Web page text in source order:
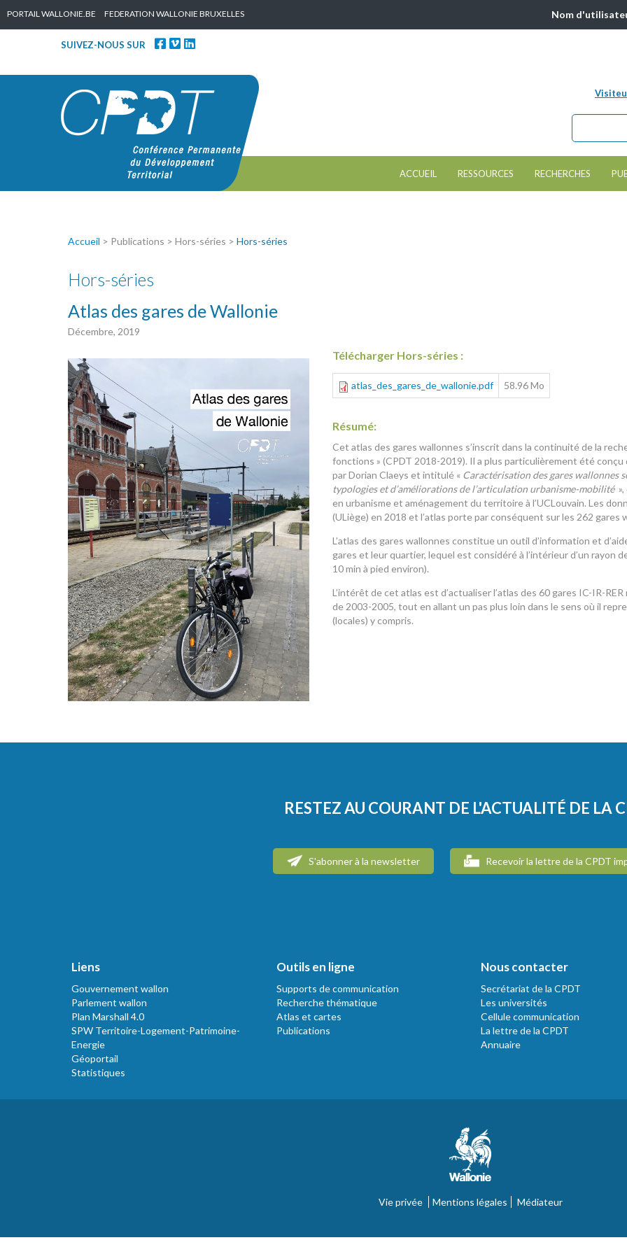
PORTAIL WALLONIE.BE FEDERATION WALLONIE BRUXELLES Nom
SUIVEZ-NOUS SUR
Chercher
ACCUEIL RESSOURCES RECHERCHES
Accueil > Publications > Hors-séries > Hors-séries
Hors-séries
Atlas des gares de Wallonie
Décembre, 2019
Télécharger Hors-séries :
atlas_des_gares_de_wallonie.pdf 58.96 Mo
Résumé:
Cet atlas des gares wallonnes s’inscrit dans la continuité de la
fonctions » (CPDT 2018-2019). Il a plus particulièrement été conçu
par Dorian Claeys et intitulé « Caractérisation des gares wallonnes
typologies et d’améliorations de l’articulation urbanisme-mobilité
en urbanisme et aménagement du territoire à l’UCLouvain. Les
(ULiège) en 2018 et l’atlas porte par conséquent sur les 262
L’atlas des gares wallonnes constitue un outil d’information et
gares et leur quartier, lequel est considéré à l’intérieur d’un rayon
10 min à pied environ).
L’intérêt de cet atlas est d’actualiser l’atlas des 60 gares IC-IR-
de 2003-2005, tout en allant un pas plus loin dans le sens où il
(locales) y compris.
RESTEZ AU COURANT DE L'ACTUALITÉ DE LA
S'abonner à la newsletter Recevoir la lettre de la CPDT
Liens
Gouvernement wallon
Parlement wallon
Plan Marshall 4.0
SPW Territoire-Logement-Patrimoine-
Energie
Géoportail
Statistiques
Outils en ligne
Supports de communication
Recherche thématique
Atlas et cartes
Publications
Nous contacter
Secrétariat de la CPDT
Les universités
Cellule communication
La lettre de la CPDT
Annuaire
Vie privée Mentions légales Médiateur